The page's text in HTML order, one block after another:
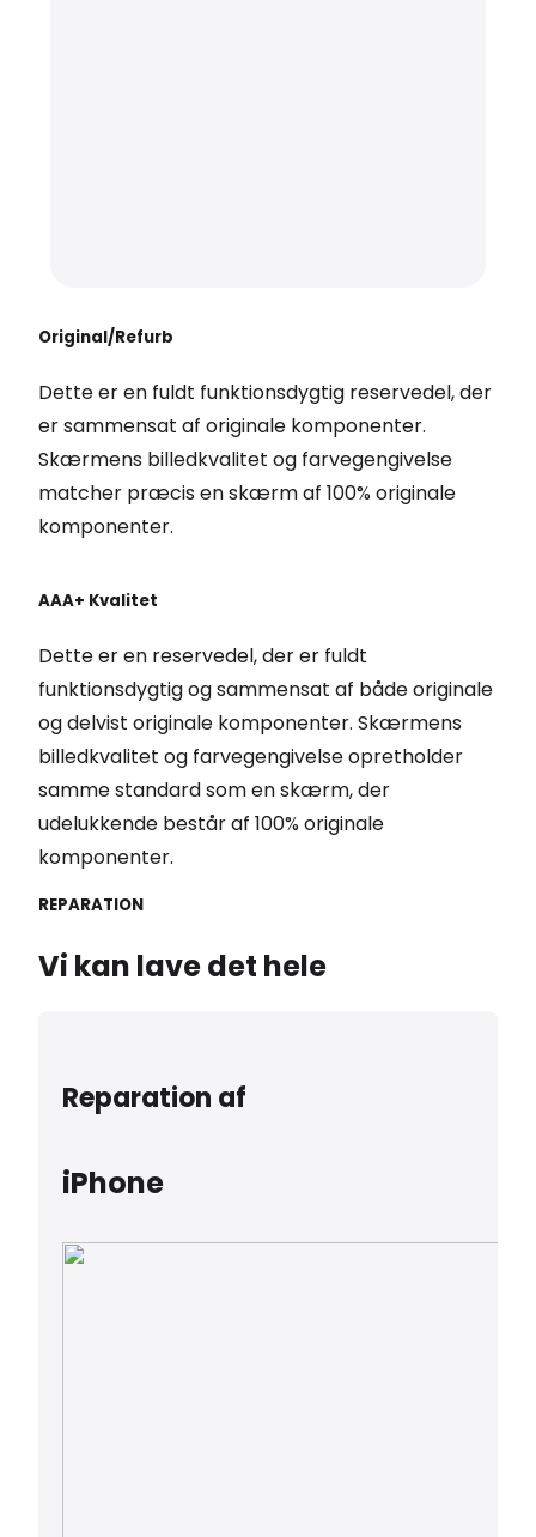
Original/Refurb
Dette er en fuldt funktionsdygtig reservedel, der
er sammensat af originale komponenter.
Skærmens billedkvalitet og farvegengivelse
matcher præcis en skærm af 100% originale
komponenter.
AAA+ Kvalitet
Dette er en reservedel, der er fuldt
funktionsdygtig og sammensat af både originale
og delvist originale komponenter. Skærmens
billedkvalitet og farvegengivelse opretholder
samme standard som en skærm, der
udelukkende består af 100% originale
komponenter.
REPARATION
Vi kan lave det hele
Reparation af
iPhone